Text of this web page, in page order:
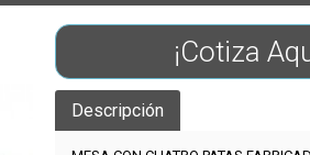
¡Cotiza
Descripción